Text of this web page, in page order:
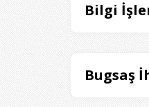
Bilgi
Bugsaş